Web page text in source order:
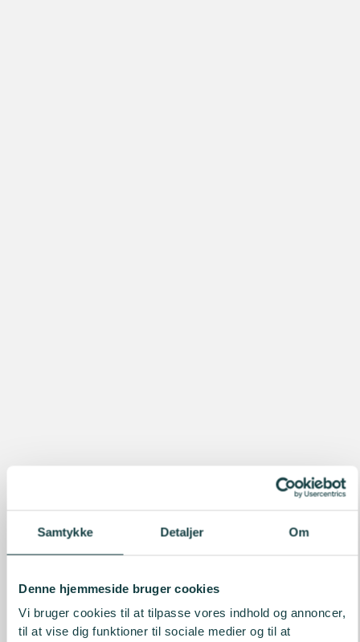
Samtykke Detaljer Om
Denne hjemmeside bruger cookies
Vi bruger cookies til at tilpasse vores indhold og annoncer,
til at vise dig funktioner til sociale medier og til at